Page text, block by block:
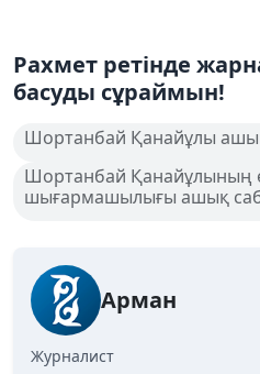
Рахмет ретінде
басуды сұраймын!
Шортанбай Қанайұлы
Шортанбай Қанайұлының
шығармашылығы ашық
Арман
Журналист